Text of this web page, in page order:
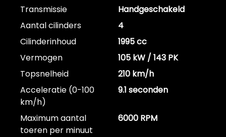
Transmissie
Handgeschakeld
Aantal cilinders
4
Cilinderinhoud
1995 cc
Vermogen
105 kW / 143 PK
Topsnelheid
210 km/h
Acceleratie (0-100
km/h)
9.1 seconden
Maximum aantal
toeren per minuut
6000 RPM